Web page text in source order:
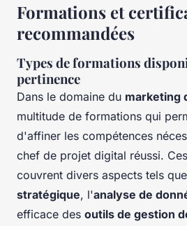
Formations et
recommandées
Types de formations
pertinence
Dans le domaine du marketing
multitude de formations qui
d'affiner les compétences
chef de projet digital réussi.
couvrent divers aspects tels
stratégique, l'analyse de
efficace des outils de gestion